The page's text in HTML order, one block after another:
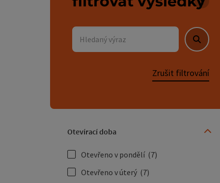
U
Hledaný výraz
Hledat
Zrušit filtrování
Otevírací doba
Otevřeno v pondělí (7)
Otevřeno v úterý (7)